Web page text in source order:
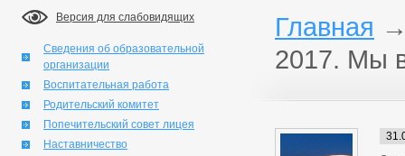
Версия для слабовидящих
Сведения об образовательной
организации
Воспитательная работа
Родительский комитет
Попечительский совет лицея
Наставничество
Главная
2017. Мы